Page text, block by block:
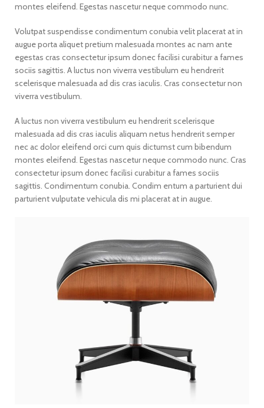
montes eleifend. Egestas nascetur neque commodo nunc.
Volutpat suspendisse condimentum conubia velit placerat at in
augue porta aliquet pretium malesuada montes ac nam ante
egestas cras consectetur ipsum donec facilisi curabitur a fames
sociis sagittis. A luctus non viverra vestibulum eu hendrerit
scelerisque malesuada ad dis cras iaculis. Cras consectetur non
viverra vestibulum.
A luctus non viverra vestibulum eu hendrerit scelerisque
malesuada ad dis cras iaculis aliquam netus hendrerit semper
nec ac dolor eleifend orci cum quis dictumst cum bibendum
montes eleifend. Egestas nascetur neque commodo nunc. Cras
consectetur ipsum donec facilisi curabitur a fames sociis
sagittis. Condimentum conubia. Condim entum a parturient dui
parturient vulputate vehicula dis mi placerat at in augue.